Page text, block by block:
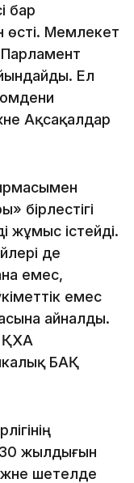
бар
өсті. Мемлекет
Ел
Ақсақалдар
бірлестігі
жұмыс істейді.
де
емес,
емес
айналды.
ҚХА
БАҚ
30 жылдығын
шетелде